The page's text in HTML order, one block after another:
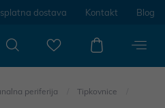
dostava Kontakt Blog
periferija Tipkovnice